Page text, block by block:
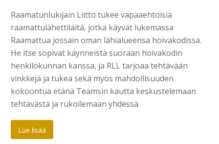
Raamatunlukijain Liitto tukee vapaaehtoisia
raamattulähettiläitä, jotka käyvät lukemassa
Raamattua jossain oman lähialueensa hoivakodissa.
He itse sopivat käynneistä suoraan hoivakodin
henkilökunnan kanssa, ja RLL tarjoaa tehtävään
vinkkejä ja tukea sekä myös mahdollisuuden
kokoontua etänä Teamsin kautta keskustelemaan
tehtävästä ja rukoilemaan yhdessä.
Lue lisää